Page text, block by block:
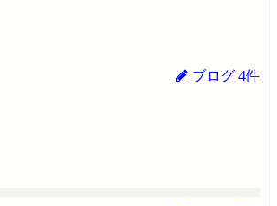
ブログ 4件